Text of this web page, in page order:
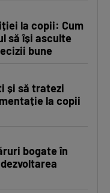
la copii: Cum
să își asculte
bune
și să tratezi
la copii
bogate în